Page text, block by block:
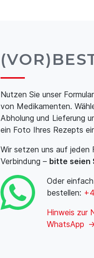
Nutzen Sie unser
von Medikamenten.
Abholung und Lieferung
ein Foto Ihres Rezepts
Wir setzen uns auf jeden
Verbindung – bitte seien
Oder
bestellen:
Hinweis zur
WhatsApp